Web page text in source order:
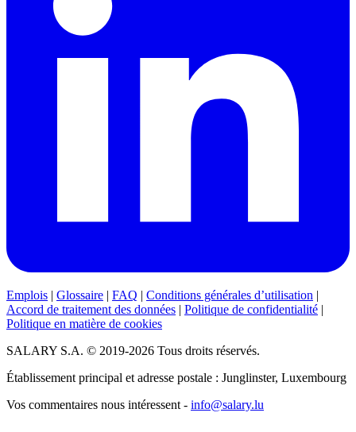
Emplois | Glossaire | FAQ | Conditions générales d’utilisation |
Accord de traitement des données | Politique de confidentialité |
Politique en matière de cookies
SALARY S.A. © 2019-2026 Tous droits réservés.
Établissement principal et adresse postale : Junglinster, Luxembourg
Vos commentaires nous intéressent - info@salary.lu